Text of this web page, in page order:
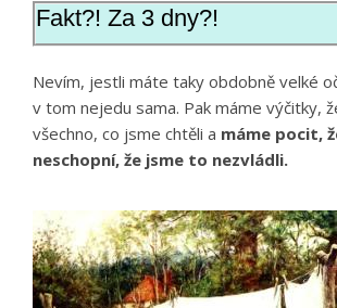
Fakt?! Za 3 dny?!
Nevím, jestli máte taky obdobně velké
v tom nejedu sama. Pak máme výčitky,
všechno, co jsme chtěli a máme pocit,
neschopní, že jsme to nezvládli.